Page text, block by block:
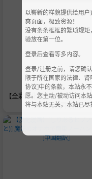
【全彩汉化漫画】[蹄鉄騎士
の回廊 [中国翻訳]
以崭新的样貌提供给用
爽页面，极致资源！
没有条条框框的繁琐规
验放在第一位。
登录后查看等多内容。
登录/注册之前，请您确
限于所在国家的法律、
协议]中的条款，本站永
愿。您主动/被动访问本
将与本站无关，本站已尽